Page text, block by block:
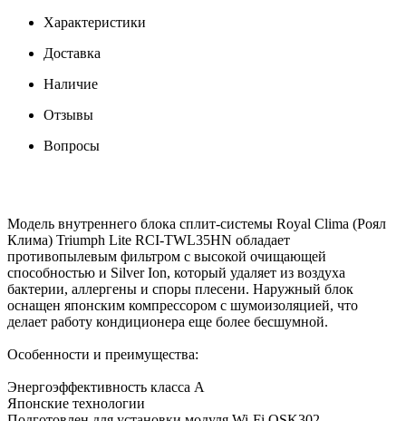
Характеристики
Доставка
Наличие
Отзывы
Вопросы
Модель внутреннего блока сплит-системы Royal Clima (Роял
Клима) Triumph Lite RCI-TWL35HN обладает
противопылевым фильтром с высокой очищающей
способностью и Silver Ion, который удаляет из воздуха
бактерии, аллергены и споры плесени. Наружный блок
оснащен японским компрессором с шумоизоляцией, что
делает работу кондиционера еще более бесшумной.
Особенности и преимущества:
Энергоэффективность класса А
Японские технологии